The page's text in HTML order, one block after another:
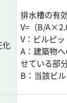
排水槽の有
V=（B/
V：ビルピ
A：建築物
せている部
B：当該ビ